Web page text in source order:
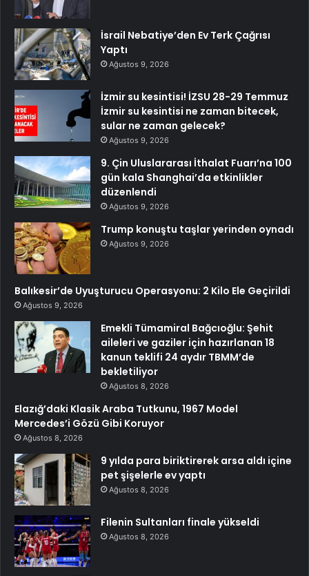
İsrail Nebatiye’den Ev Terk Çağrısı
Yaptı
Ağustos 9, 2026
İzmir su kesintisi! İZSU 28-29 Temmuz
İzmir su kesintisi ne zaman bitecek,
sular ne zaman gelecek?
Ağustos 9, 2026
9. Çin Uluslararası İthalat Fuarı’na 100
gün kala Shanghai’da etkinlikler
düzenlendi
Ağustos 9, 2026
Trump konuştu taşlar yerinden oynadı
Ağustos 9, 2026
Balıkesir’de Uyuşturucu Operasyonu: 2 Kilo Ele Geçirildi
Ağustos 9, 2026
Emekli Tümamiral Bağcıoğlu: Şehit
aileleri ve gaziler için hazırlanan 18
kanun teklifi 24 aydır TBMM’de
bekletiliyor
Ağustos 8, 2026
Elazığ’daki Klasik Araba Tutkunu, 1967 Model
Mercedes’i Gözü Gibi Koruyor
Ağustos 8, 2026
9 yılda para biriktirerek arsa aldı içine
pet şişelerle ev yaptı
Ağustos 8, 2026
Filenin Sultanları finale yükseldi
Ağustos 8, 2026